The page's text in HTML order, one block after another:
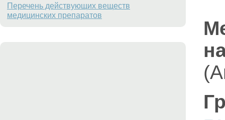
Перечень действующих веществ
медицинских препаратов